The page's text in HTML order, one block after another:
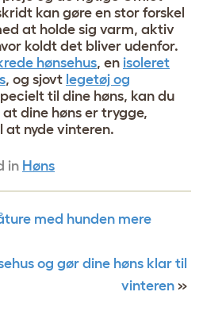
kan gøre en stor forskel
at holde sig varm, aktiv
koldt det bliver udenfor.
hønsehus, en isoleret
, og sjovt legetøj og
til dine høns, kan du
dine høns er trygge,
at nyde vinteren.
in Høns
med hunden mere
og gør dine høns klar til
vinteren »